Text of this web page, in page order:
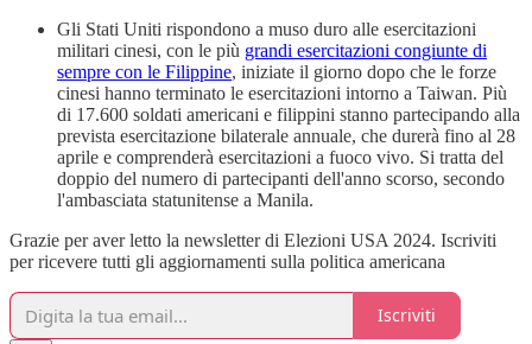
Gli Stati Uniti rispondono a muso duro alle esercitazioni
militari cinesi, con le più grandi esercitazioni congiunte di
sempre con le Filippine, iniziate il giorno dopo che le forze
cinesi hanno terminato le esercitazioni intorno a Taiwan. Più
di 17.600 soldati americani e filippini stanno partecipando alla
prevista esercitazione bilaterale annuale, che durerà fino al 28
aprile e comprenderà esercitazioni a fuoco vivo. Si tratta del
doppio del numero di partecipanti dell'anno scorso, secondo
l'ambasciata statunitense a Manila.
Grazie per aver letto la newsletter di Elezioni USA 2024. Iscriviti
per ricevere tutti gli aggiornamenti sulla politica americana
Iscriviti